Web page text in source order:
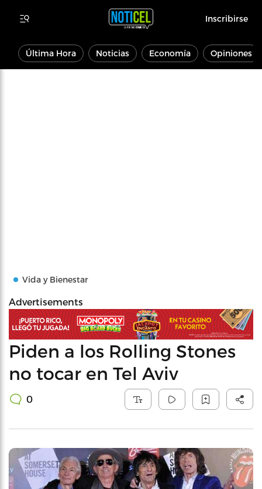
Inscribirse
Última Hora Noticias Economía Opiniones
Vida y Bienestar
Advertisements
Piden a los Rolling Stones
no tocar en Tel Aviv
0